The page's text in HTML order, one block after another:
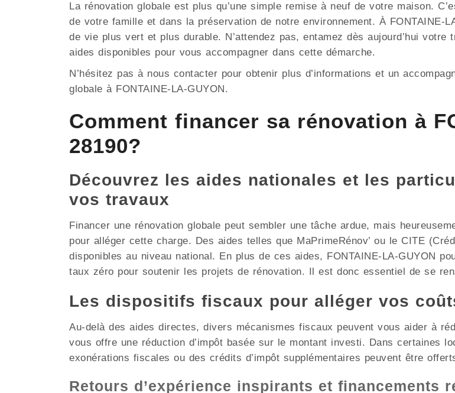
La rénovation globale est plus qu’une simple remise à neuf de votre maison.
de votre famille et dans la préservation de notre environnement. À FONTAINE-
de vie plus vert et plus durable. N’attendez pas, entamez dès aujourd’hui
aides disponibles pour vous accompagner dans cette démarche.
N’hésitez pas à nous contacter pour obtenir plus d’informations et un
globale à FONTAINE-LA-GUYON.
Comment financer sa rénovation à
28190?
Découvrez les aides nationales et les
vos travaux
Financer une rénovation globale peut sembler une tâche ardue, mais
pour alléger cette charge. Des aides telles que MaPrimeRénov’ ou le CITE
disponibles au niveau national. En plus de ces aides, FONTAINE-LA-GUYON
taux zéro pour soutenir les projets de rénovation. Il est donc essentiel de se
Les dispositifs fiscaux pour alléger vos
Au-delà des aides directes, divers mécanismes fiscaux peuvent vous aider à
vous offre une réduction d’impôt basée sur le montant investi. Dans certaines
exonérations fiscales ou des crédits d’impôt supplémentaires peuvent être
Retours d’expérience inspirants et financements